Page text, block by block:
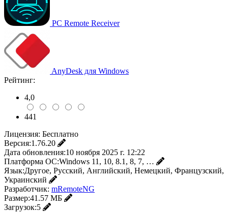
PC Remote Receiver
AnyDesk для Windows
Рейтинг:
4,0
441
Лицензия: Бесплатно
Версия:1.76.20
Дата обновления:10 ноября 2025 г. 12:22
Платформа ОС:Windows 11, 10, 8.1, 8, 7, …
Язык:Другое, Русский, Английский, Немецкий, Французский,
Украинский
Разработчик: mRemoteNG
Размер:41.57 МБ
Загрузок:5